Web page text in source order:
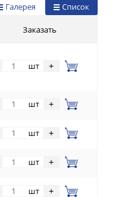
Список
Галерея
Заказать
шт +
шт +
шт +
шт +
шт +